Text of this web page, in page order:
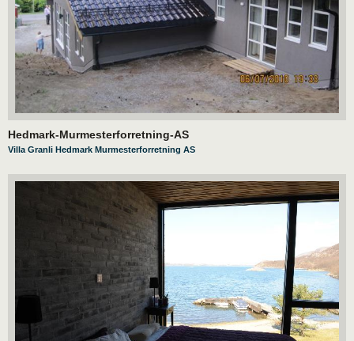
Hedmark-Murmesterforretning-AS
Villa Granli Hedmark Murmesterforretning AS